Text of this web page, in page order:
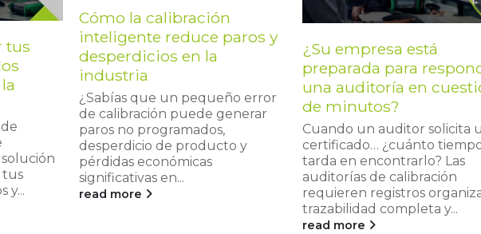
tus
tus
y...
Cómo la calibración
inteligente reduce paros y
desperdicios en la
industria
¿Sabías que un pequeño error
de calibración puede generar
paros no programados,
desperdicio de producto y
pérdidas económicas
significativas en...
read more
¿Su empresa está
preparada para
una auditoría en
de minutos?
Cuando un auditor solicita
certificado… ¿cuánto
tarda en encontrarlo? Las
auditorías de calibración
requieren registros
trazabilidad completa y...
read more